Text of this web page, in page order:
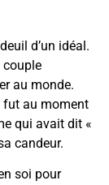
d’un idéal.
couple
au monde.
fut au moment
qui avait dit «
candeur.
soi pour